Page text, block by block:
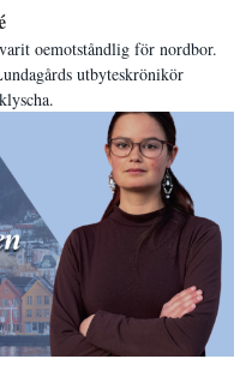
oemotståndlig för nordbor.
utbyteskrönikör